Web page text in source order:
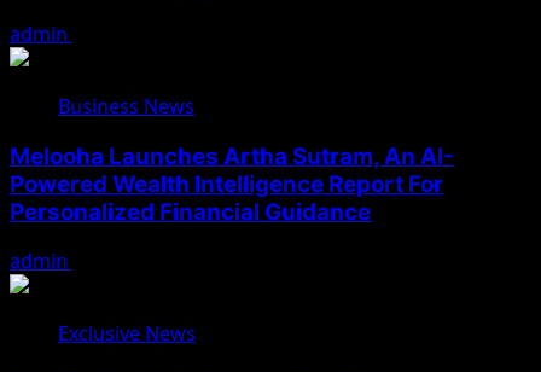
admin
Business News
Melooha Launches Artha Sutram, An AI-
Powered Wealth Intelligence Report For
Personalized Financial Guidance
admin
Exclusive News